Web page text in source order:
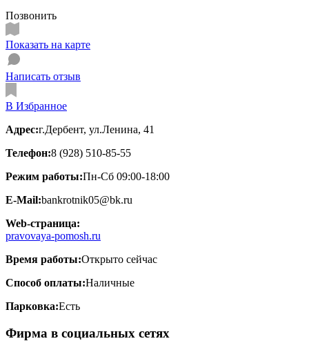
Позвонить
Показать на карте
Написать отзыв
В Избранное
Адрес:г.Дербент, ул.Ленина, 41
Телефон:8 (928) 510-85-55
Режим работы:Пн-Сб 09:00-18:00
E-Mail:bankrotnik05@bk.ru
Web-страница:
pravovaya-pomosh.ru
Время работы:Открыто сейчас
Способ оплаты:Наличные
Парковка:Есть
Фирма в социальных сетях